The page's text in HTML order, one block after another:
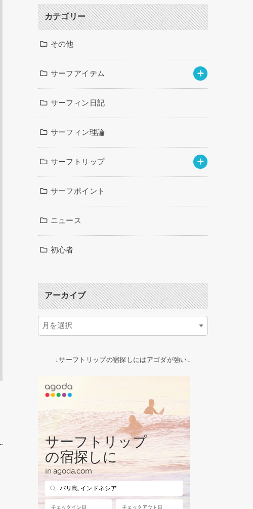
カテゴリー
その他
サーフアイテム
サーフィン日記
サーフィン理論
サーフトリップ
サーフポイント
ニュース
初心者
アーカイブ
↓サーフトリップの宿探しにはアゴダが強い↓